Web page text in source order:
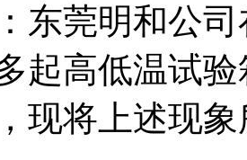
东莞明和公
起高低温试
现将上述现